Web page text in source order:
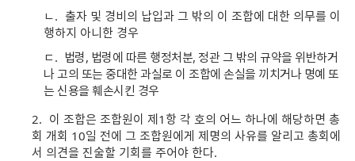
ㄴ. 출자 및 경비의 납입과 그 밖의 이 조합에 대한 의무를 이
행하지 아니한 경우
ㄷ. 법령, 법령에 따른 행정처분, 정관 그 밖의 규약을 위반하거
나 고의 또는 중대한 과실로 이 조합에 손실을 끼치거나 명예 또
는 신용을 훼손시킨 경우
2. 이 조합은 조합원이 제1항 각 호의 어느 하나에 해당하면 총
회 개회 10일 전에 그 조합원에게 제명의 사유를 알리고 총회에
서 의견을 진술할 기회를 주어야 한다.